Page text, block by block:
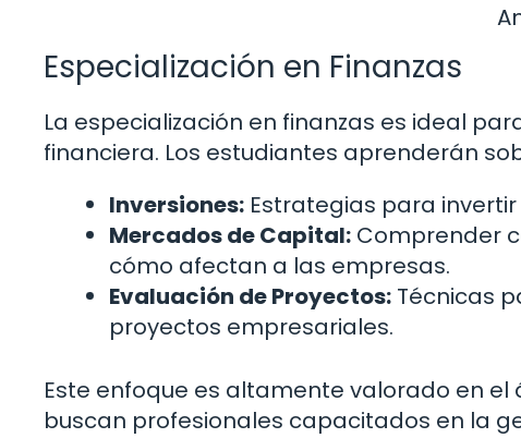
Especialización en Finanzas
La especialización en finanzas es ideal
financiera. Los estudiantes aprenderán
Inversiones: Estrategias para
Mercados de Capital: Comprender
cómo afectan a las empresas.
Evaluación de Proyectos: Técnicas
proyectos empresariales.
Este enfoque es altamente valorado en
buscan profesionales capacitados en la